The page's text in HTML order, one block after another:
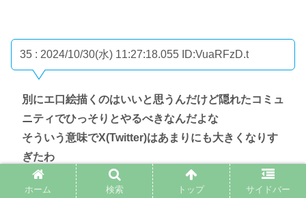
35 : 2024/10/30(水) 11:27:18.055 ID:VuaRFzD.t
別にエ口絵描くのはいいと思うんだけど隠れたコミュ
ニティでひっそりとやるべきなんだよな
そういう意味でX(Twitter)はあまりにも大きくなりす
ぎたわ
ホーム 検索 トップ サイドバー